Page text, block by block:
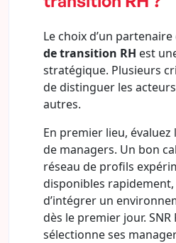
Le choix d’un partenaire
de transition RH est
stratégique. Plusieurs
de distinguer les
autres.
En premier lieu,
de managers. Un bon
réseau de profils
disponibles rapidement,
d’intégrer un
dès le premier jour. SNR
sélectionne ses